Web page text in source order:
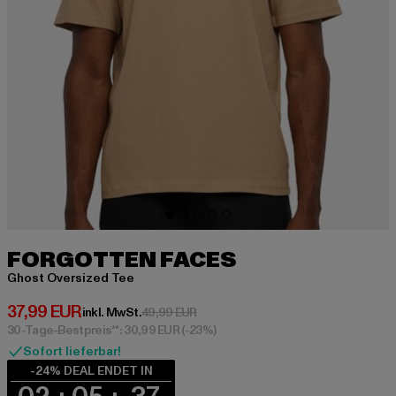
FORGOTTEN FACES
Ghost Oversized Tee
37,99 EUR
Derzeitiger Preis: 37,99 EUR
inkl. MwSt.49,99 EURAktionspreis: 49,99 EUR
30-Tage-Bestpreis**: 30,99 EUR(-23%)
Sofort lieferbar!
-24% DEAL ENDET IN